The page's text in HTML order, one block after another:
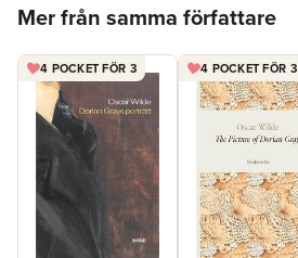
Mer från samma författare
4 POCKET FÖR 3 4 POCKET FÖR 3